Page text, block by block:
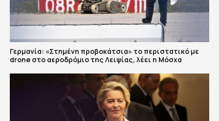
Γερμανία: «Στημένη προβοκάτσια» το περιστατικό με
drone στο αεροδρόμιο της Λειψίας, λέει η Μόσχα